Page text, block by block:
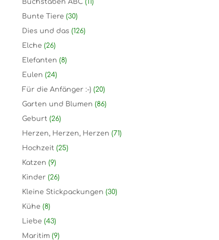
Buchstaben ABC (11)
Bunte Tiere (30)
Dies und das (126)
Elche (26)
Elefanten (8)
Eulen (24)
Für die Anfänger :-) (20)
Garten und Blumen (86)
Geburt (26)
Herzen, Herzen, Herzen (71)
Hochzeit (25)
Katzen (9)
Kinder (26)
Kleine Stickpackungen (30)
Kühe (8)
Liebe (43)
Maritim (9)